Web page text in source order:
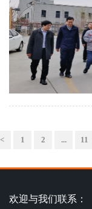
< 1 2 ... 11
欢迎与我们联系：